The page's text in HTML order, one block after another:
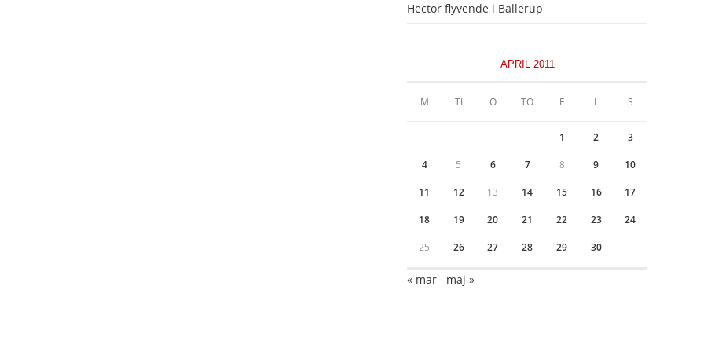
Hector flyvende i Ballerup
APRIL 2011
M TI O TO F L S
1 2 3
4 5 6 7 8 9 10
11 12 13 14 15 16 17
18 19 20 21 22 23 24
25 26 27 28 29 30
« mar maj »